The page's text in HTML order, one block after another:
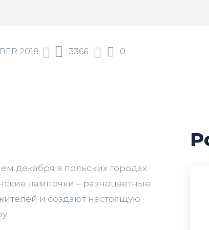
2018 3366 0
декабря в польских городах
лампочки – разноцветные
и создают настоящую